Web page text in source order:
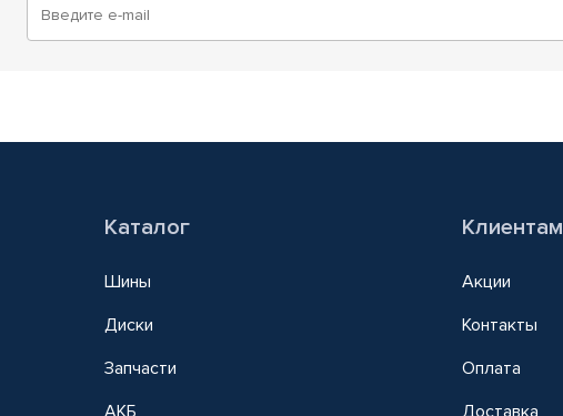
Каталог
Шины
Диски
Запчасти
АКБ
Клиентам
Акции
Контакты
Оплата
Доставка